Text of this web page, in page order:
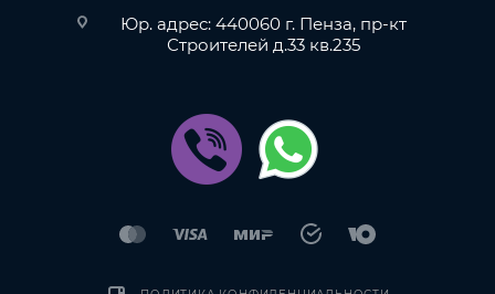
Юр. адрес: 440060 г. Пенза, пр-кт
Строителей д.33 кв.235